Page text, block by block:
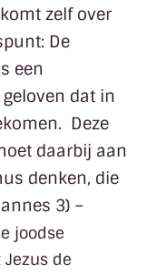
zelf over
De
een
dat in
Deze
daarbij aan
denken, die
3) –
joodse
de